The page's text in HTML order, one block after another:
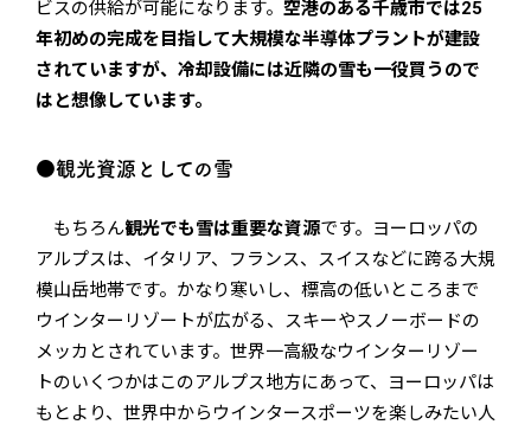
ビスの供給が可能になります。 空港のある千歳市では25
年初めの完成を目指して大規模な半導体プラントが建設
されていますが、冷却設備には近隣の雪も一役買うので
はと想像しています。
●観光資源としての雪
もちろん観光でも雪は重要な資源です。ヨーロッパの
アルプスは、イタリア、フランス、スイスなどに跨る大規
模山岳地帯です。かなり寒いし、標高の低いところまで
ウインターリゾートが広がる、スキーやスノーボードの
メッカとされています。世界一高級なウインターリゾー
トのいくつかはこのアルプス地方にあって、ヨーロッパは
もとより、世界中からウインタースポーツを楽しみたい人